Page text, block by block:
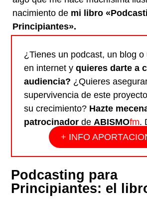
nacimiento de mi libro
Principiantes».
¿Tienes un podcast, un blog o
en internet yquieres darte a
audiencia? ¿Quieres
supervivencia de este
su crecimiento? Hazte
patrocinador deABISMOfm.
+ INFO
Podcasting para
Principiantes: el